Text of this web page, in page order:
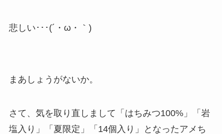
悲しい･･･(´・ω・｀)
まあしょうがないか。
さて、気を取り直しまして「はちみつ100%」「岩
塩入り」「夏限定」「14個入り」となったアメち